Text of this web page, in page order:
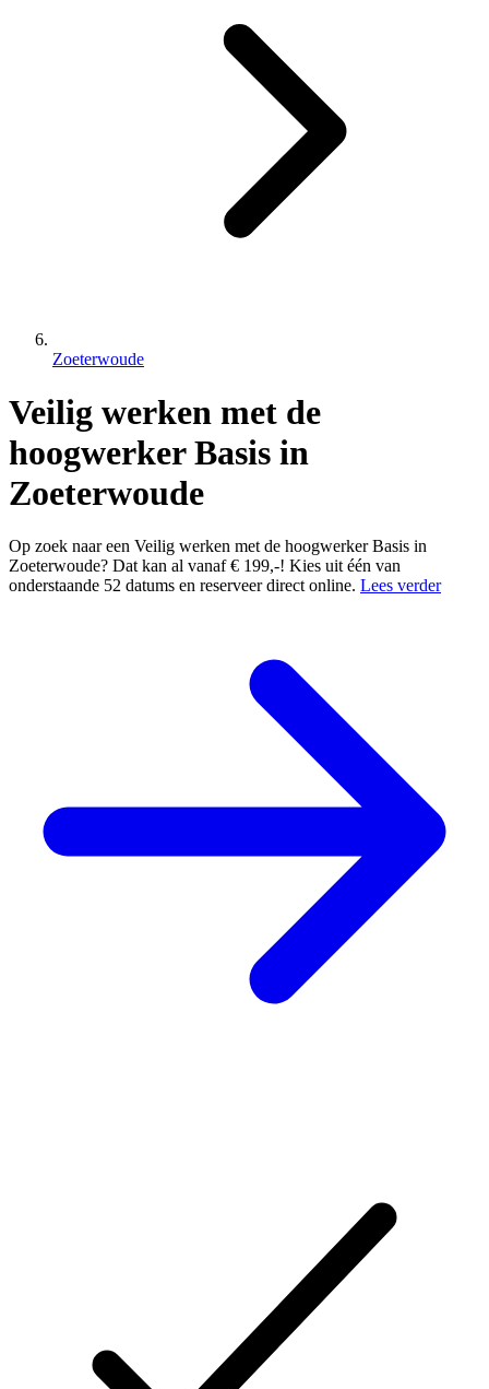
Zoeterwoude
Veilig werken met de
hoogwerker Basis in
Zoeterwoude
Op zoek naar een Veilig werken met de hoogwerker Basis in
Zoeterwoude? Dat kan al vanaf € 199,-! Kies uit één van
onderstaande 52 datums en reserveer direct online. Lees verder